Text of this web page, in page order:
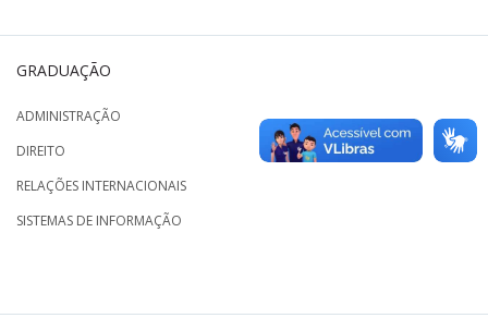
GRADUAÇÃO
ADMINISTRAÇÃO
DIREITO
RELAÇÕES INTERNACIONAIS
SISTEMAS DE INFORMAÇÃO